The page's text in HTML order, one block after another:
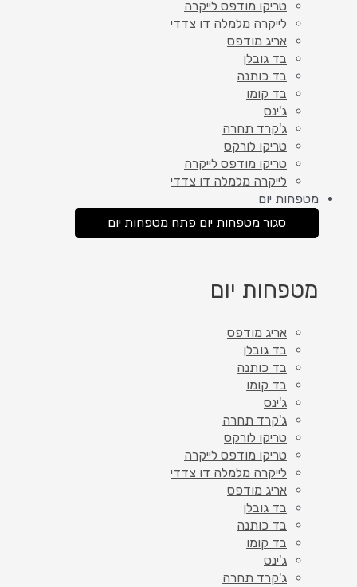
טריקו מודפס לייקרה
לייקרה מלמלה דו צדדי
אריג מודפס
בד גובלן
בד כותנה
בד קומו
ג'ינס
ג'קרד תחרה
טריקו לורקס
טריקו מודפס לייקרה
לייקרה מלמלה דו צדדי
מטפחות יום
סגור מטפחות יום פתח מטפחות יום
מטפחות יום
אריג מודפס
בד גובלן
בד כותנה
בד קומו
ג'ינס
ג'קרד תחרה
טריקו לורקס
טריקו מודפס לייקרה
לייקרה מלמלה דו צדדי
אריג מודפס
בד גובלן
בד כותנה
בד קומו
ג'ינס
ג'קרד תחרה